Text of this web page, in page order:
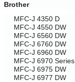
Brother
MFC-J 4350 D
MFC-J 4550 DW
MFC-J 6560 DW
MFC-J 6760 DW
MFC-J 6960 DW
MFC-J 6970 Series
MFC-J 6975 DW
MFC-J 6977 DW